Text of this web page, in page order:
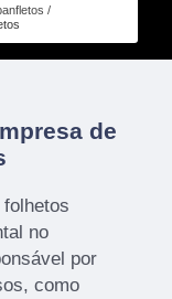
de
no
por
como